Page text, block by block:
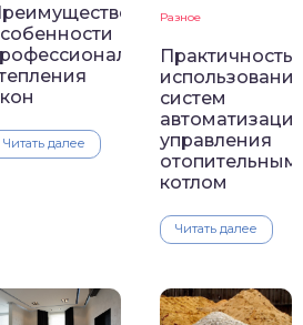
Читать далее
Разное
Практичность
систем
управления
отопительным
котлом
Читать далее